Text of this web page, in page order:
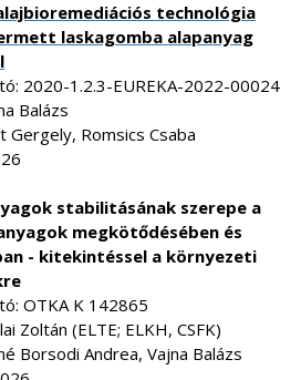
technológia
laskagomba alapanyag
2020-1.2.3-EUREKA-2022-00024
Balázs
Romsics Csaba
stabilitásának szerepe a
megkötődésében és
- kitekintéssel a környezeti
OTKA K 142865
Zoltán (ELTE; ELKH, CSFK)
Borsodi Andrea, Vajna Balázs